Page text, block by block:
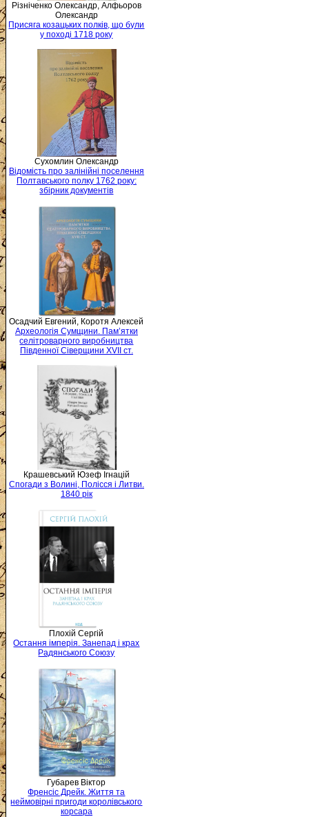
Різніченко Олександр, Алфьоров
Олександр
Присяга козацьких полків, що були
у поході 1718 року
Сухомлин Олександр
Відомість про залінійні поселення
Полтавського полку 1762 року:
збірник документів
Осадчий Евгений, Коротя Алексей
Археологія Сумщини. Пам’ятки
селітроварного виробництва
Південної Сіверщини XVII ст.
Крашевський Юзеф Ігнацій
Спогади з Волині, Полісся і Литви.
1840 рік
Плохій Сергій
Остання імперія. Занепад і крах
Радянського Союзу
Губарев Віктор
Френсіс Дрейк. Життя та
неймовірні пригоди королівського
корсара